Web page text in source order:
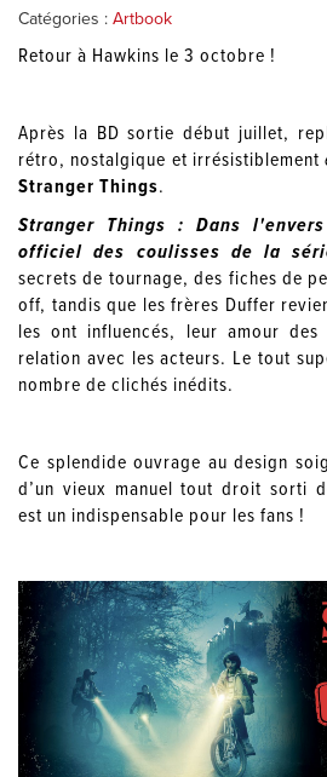
Catégories : Artbook
Retour à Hawkins le 3 octobre !
Après la BD sortie début juillet,
rétro, nostalgique et irrésistiblement
Stranger Things.
Stranger Things : Dans
officiel des coulisses de la
secrets de tournage, des fiches de
off, tandis que les frères Duffer
les ont influencés, leur amour
relation avec les acteurs. Le tout
nombre de clichés inédits.
Ce splendide ouvrage au design
d’un vieux manuel tout droit sorti
est un indispensable pour les fans !